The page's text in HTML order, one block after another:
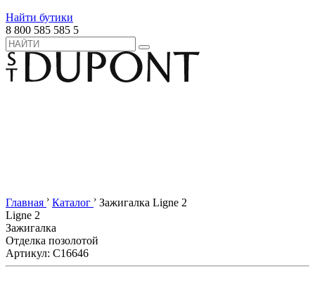
Найти бутики
8 800 585 585 5
Главная › Каталог › Зажигалка Ligne 2
Ligne 2
Зажигалка
Отделка позолотой
Артикул: C16646